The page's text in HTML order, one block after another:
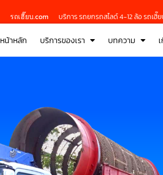
รถเฮี๊ยบ.com บริการ รถยกรถสไลด์ 4-12 ล้อ รถเฮี๊
หน้าหลัก บริการของเรา บทความ